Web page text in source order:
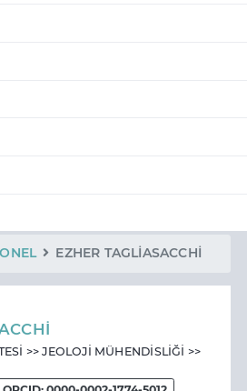
EZHER TAGLİASACCHİ
>> JEOLOJİ MÜHENDİSLİĞİ >>